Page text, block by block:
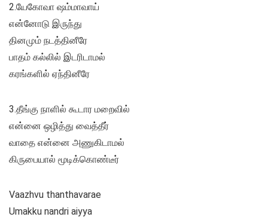
2.யேகோவா ஷம்மாவாய்
என்னோடு இருந்து
தினமும் நடத்தினீரே
பாதம் கல்லில் இடரிடாமல்
கரங்களில் ஏந்தினீரே
3.தீங்கு நாளில் கூடார மறைவில்
என்னை ஒழித்து வைத்தீர்
வாதை என்னை அணுகிடாமல்
கிருபையால் மூடிக்கொண்டீர்
Vaazhvu thanthavarae
Umakku nandri aiyya